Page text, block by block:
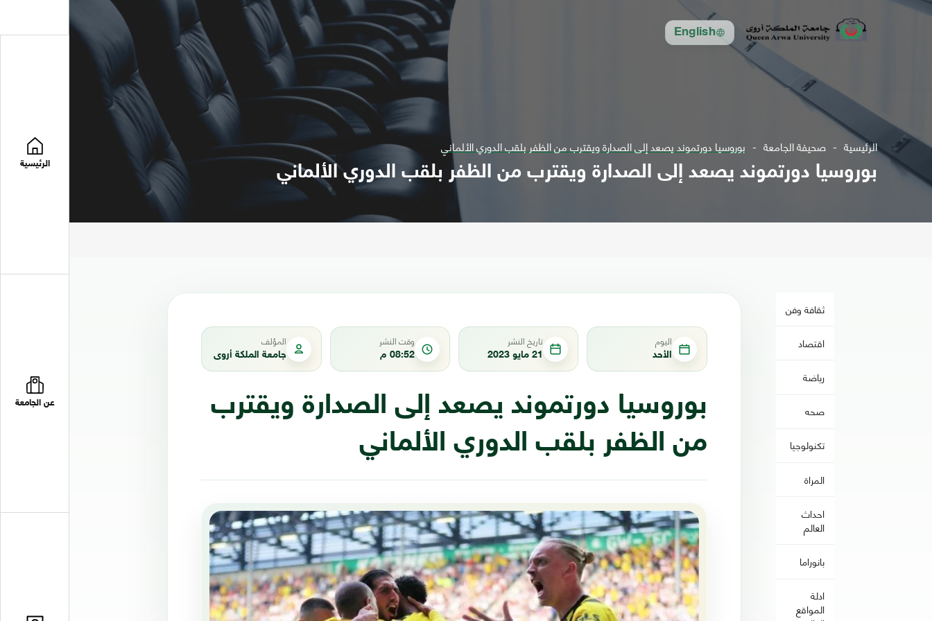
English
الرئيسية
عن الجامعة
الرئيسية صحيفة الجامعة بوروسيا دورتموند يصعد إلى الصدارة ويقترب من الظفر بلقب الدوري الألماني
بوروسيا دورتموند يصعد إلى الصدارة ويقترب من الظفر بلقب الدوري الألماني
ثقافة وفن
اقتصاد
رياضة
صحه
تكنولوجيا
المراة
احداث
العالم
بانوراما
ادلة
المواقع
اليوم
الأحد
تاريخ النشر
21 مايو 2023
وقت النشر
08:52 م
المؤلف
جامعة الملكة أروى
بوروسيا دورتموند يصعد إلى الصدارة ويقترب
من الظفر بلقب الدوري الألماني